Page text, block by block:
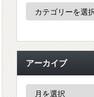
ー
アーカイブ